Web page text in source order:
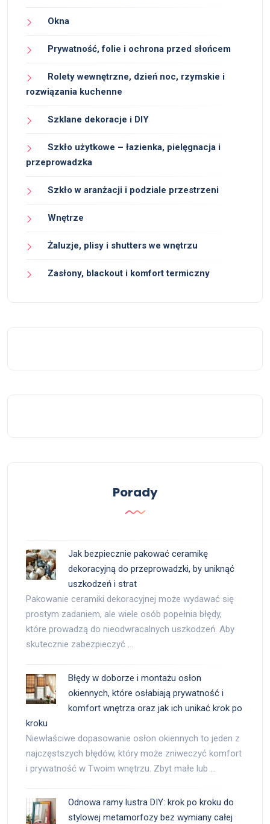
Okna
Prywatność, folie i ochrona przed słońcem
Rolety wewnętrzne, dzień noc, rzymskie i
rozwiązania kuchenne
Szklane dekoracje i DIY
Szkło użytkowe – łazienka, pielęgnacja i
przeprowadzka
Szkło w aranżacji i podziale przestrzeni
Wnętrze
Żaluzje, plisy i shutters we wnętrzu
Zasłony, blackout i komfort termiczny
Porady
Jak bezpiecznie pakować ceramikę
dekoracyjną do przeprowadzki, by uniknąć
uszkodzeń i strat
Pakowanie ceramiki dekoracyjnej może wydawać się
prostym zadaniem, ale wiele osób popełnia błędy,
które prowadzą do nieodwracalnych uszkodzeń. Aby
skutecznie zabezpieczyć …
Błędy w doborze i montażu osłon
okiennych, które osłabiają prywatność i
komfort wnętrza oraz jak ich unikać krok po
kroku
Niewłaściwe dopasowanie osłon okiennych to jeden z
najczęstszych błędów, który może zniweczyć komfort
i prywatność w Twoim wnętrzu. Zbyt małe lub …
Odnowa ramy lustra DIY: krok po kroku do
stylowej metamorfozy bez wymiany całej